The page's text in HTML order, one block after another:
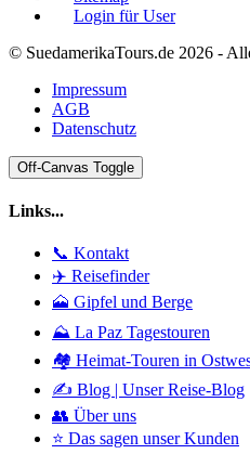
Login für User
© SuedamerikaTours.de 2026 -
Impressum
AGB
Datenschutz
Off-Canvas Toggle
Links...
📞 Kontakt
✈️ Reisefinder
🗻 Gipfel und Berge
⛰️ La Paz Tagestouren
🏘️ Heimat-Touren in
✍️ Blog | Unser Reise-Blog
👥 Über uns
⭐ Das sagen unser Kunden